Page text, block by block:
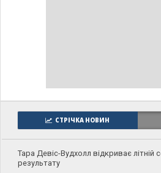
СТРІЧКА НОВИН
Тара Девіс-Вудхолл відкриває
результату